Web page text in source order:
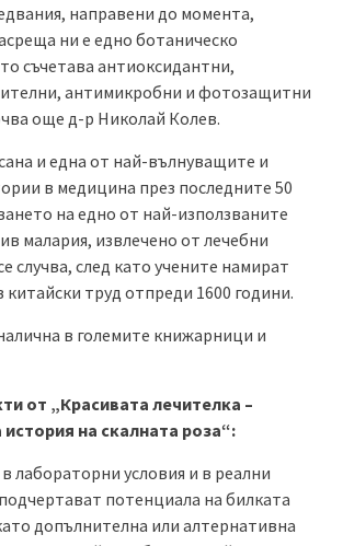
направени до момента,
ни е едно ботаническо
съчетава антиоксидантни,
антимикробни и фотозащитни
още д-р Николай Колев.
и една от най-вълнуващите и
в медицина през последните 50
на едно от най-използваните
малария, извлечено от лечебни
случва, след като учените намират
китайски труд отпреди 1600 години.
в големите книжарници и
от „Красивата лечителка –
на скалната роза“:
лабораторни условия и в реални
потенциала на билката
допълнителна или алтернативна